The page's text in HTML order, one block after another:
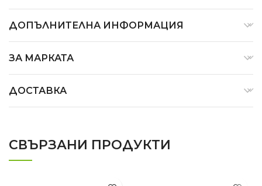
ДОПЪЛНИТЕЛНА ИНФОРМАЦИЯ
ЗА МАРКАТА
ДОСТАВКА
СВЪРЗАНИ ПРОДУКТИ